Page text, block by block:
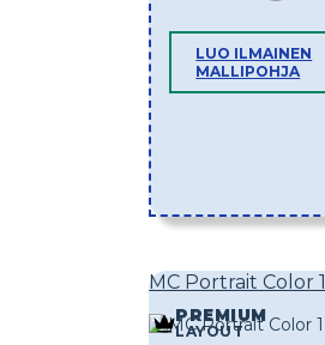
LUO ILMAINEN
MALLIPOHJA
MC Portrait Color 1
PREMIUM
LAYOUT